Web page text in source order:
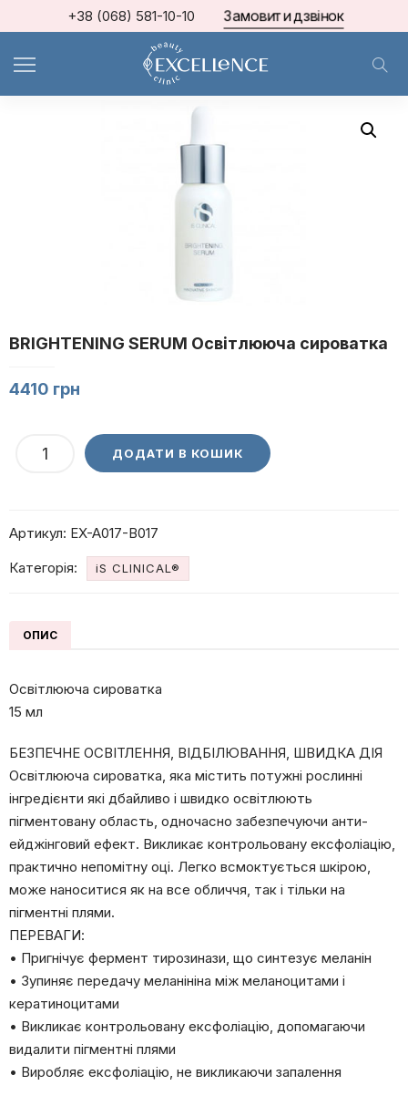
+38 (068) 581-10-10 Замовити дзвінок
BRIGHTENING SERUM Освітлююча сироватка
BRIGHTENING SERUM Освітлююча сироватка
4410 грн
BRIGHTENING
кількість
ДОДАТИ В КОШИК
Артикул: EX-A017-B017
Категорія:
iS CLINICAL®
ОПИС
Освітлююча сироватка
15 мл
БЕЗПЕЧНЕ ОСВIТЛЕННЯ, ВIДБIЛЮВАННЯ, ШВИДКА ДIЯ
Освітлююча сироватка, яка містить потужні рослинні
інгредієнти які дбайливо і швидко освітлюють
пігментовану область, одночасно забезпечуючи анти-
ейджінговий ефект. Викликає контрольовану ексфоліацію,
практично непомітну оці. Легко всмоктується шкірою,
може наноситися як на все обличчя, так і тільки на
пігментні плями.
ПЕРЕВАГИ:
• Пригнічує фермент тирозинази, що синтезує меланін
• Зупиняє передачу меланініна між меланоцитами і
кератиноцитами
• Викликає контрольовану ексфоліацію, допомагаючи
видалити пігментні плями
• Виробляє ексфоліацію, не викликаючи запалення